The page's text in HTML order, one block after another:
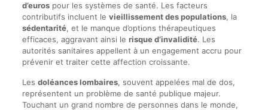
d’eurospour les systèmes de santé. Les facteurs
contributifs incluent le vieillissement des populations, la
sédentarité, et le manque d’options thérapeutiques
efficaces, aggravant ainsi le risque d’invalidité. Les
autorités sanitaires appellent à un engagement accru pour
prévenir et traiter cette affection croissante.
Les doléances lombaires, souvent appelées mal de dos,
représentent un problème de santé publique majeur.
Touchant un grand nombre de personnes dans le monde,